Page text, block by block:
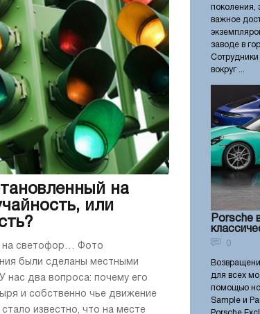
на
или
на светофор… Фото
были сделаны местными
нас два вопроса: почему его
и собственно чье движение
известно, что на месте
поколения,
важное
заводе в
вокруг ...
Porsche
0
для всех
помощью
Sample и